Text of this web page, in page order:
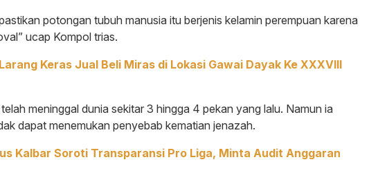
potongan tubuh manusia itu berjenis kelamin perempuan karena
ucap Kompol trias.
Keras Jual Beli Miras di Lokasi Gawai Dayak Ke XXXVIII
meninggal dunia sekitar 3 hingga 4 pekan yang lalu. Namun ia
dapat menemukan penyebab kematian jenazah.
Kalbar Soroti Transparansi Pro Liga, Minta Audit Anggaran